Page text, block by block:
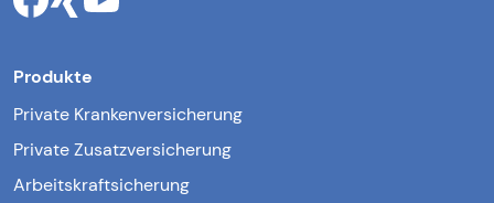
Produkte
Private Krankenversicherung
Private Zusatzversicherung
Arbeitskraftsicherung